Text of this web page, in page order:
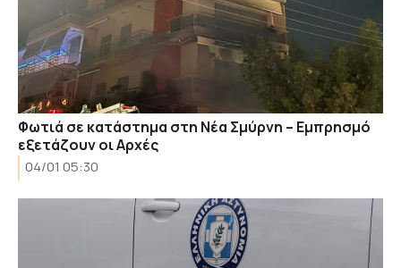
Φωτιά σε κατάστημα στη Νέα Σμύρνη – Εμπρησμό
εξετάζουν οι Αρχές
04/01 05:30